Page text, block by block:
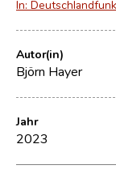
In:
Autor(in)
Björn Hayer
Jahr
2023